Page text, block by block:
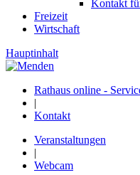
Kontakt
Freizeit
Wirtschaft
Hauptinhalt
Rathaus online -
|
Kontakt
Veranstaltungen
|
Webcam